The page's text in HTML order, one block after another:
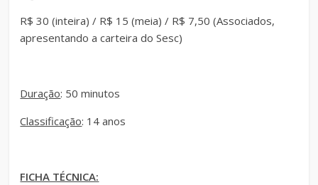
R$ 30 (inteira) / R$ 15 (meia) / R$ 7,50 (Associados,
apresentando a carteira do Sesc)
Duração: 50 minutos
Classificação: 14 anos
FICHA TÉCNICA: